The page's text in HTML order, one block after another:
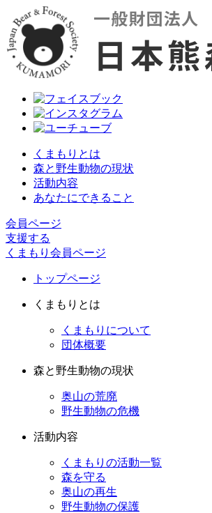
くまもりとは
森と野生動物の現状
活動内容
あなたにできること
会員ページ
支援する
くまもり会員ページ
トップページ
くまもりとは
くまもりについて
団体概要
森と野生動物の現状
奥山の荒廃
野生動物の危機
活動内容
くまもりの活動一覧
森を守る
奥山の再生
野生動物の保護